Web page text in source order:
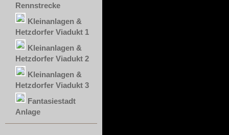
Rennstrecke
Kleinanlagen &
Hetzdorfer Viadukt 1
Kleinanlagen &
Hetzdorfer Viadukt 2
Kleinanlagen &
Hetzdorfer Viadukt 3
Fantasiestadt
Anlage